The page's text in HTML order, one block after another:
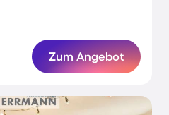
Zum Angebot